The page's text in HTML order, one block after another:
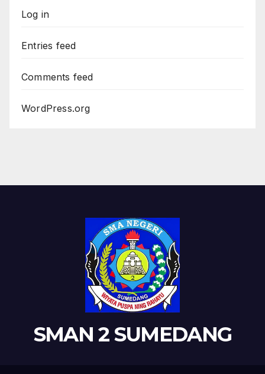
Log in
Entries feed
Comments feed
WordPress.org
SMAN 2 SUMEDANG